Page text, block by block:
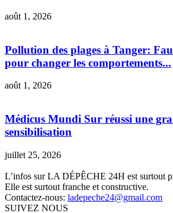
août 1, 2026
Pollution des plages à Tanger:
pour changer les comportements...
août 1, 2026
Médicus Mundi Sur réussi une
sensibilisation
juillet 25, 2026
L’infos sur LA DÉPÊCHE 24H est surtout
Elle est surtout franche et constructive.
Contactez-nous: ladepeche24@gmail.com
SUIVEZ NOUS